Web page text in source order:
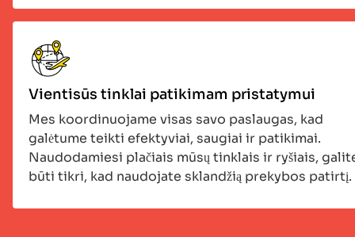
Vientisūs tinklai patikimam pristatymui
Mes koordinuojame visas savo paslaugas, kad
galėtume teikti efektyviai, saugiai ir patikimai.
Naudodamiesi plačiais mūsų tinklais ir ryšiais,
būti tikri, kad naudojate sklandžią prekybos patirtį.